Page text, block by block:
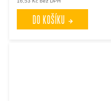
DO KOŠÍKU